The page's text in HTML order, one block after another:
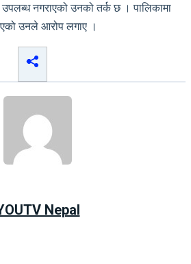
नगराएको उनको तर्क छ । पालिकामा
उनले आरोप लगाए ।
Nepal